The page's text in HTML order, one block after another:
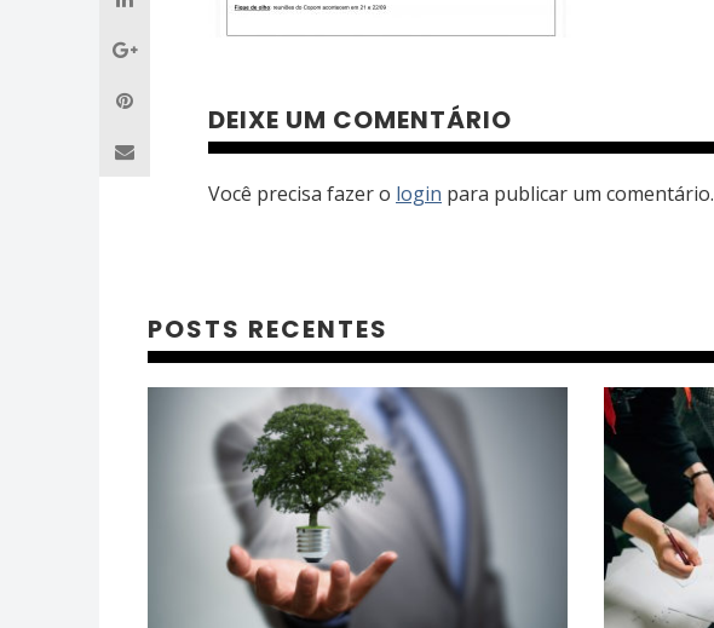
DEIXE UM COMENTÁRIO
Você precisa fazer o login para publicar um comentário.
POSTS RECENTES